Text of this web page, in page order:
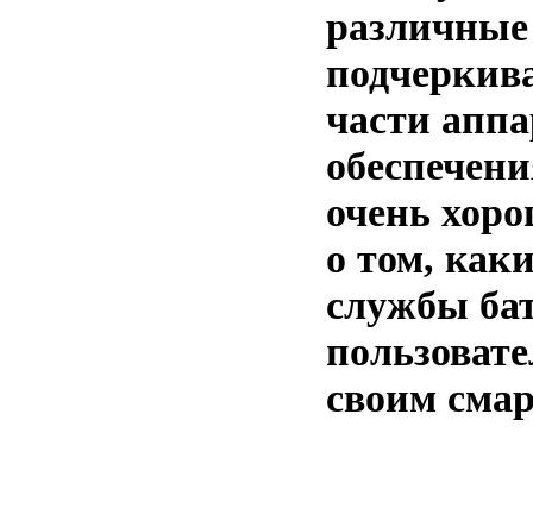
различные
части
очень
о том,
службы
своим